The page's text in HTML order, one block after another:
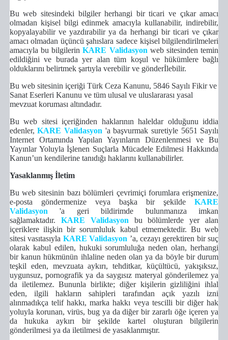
Bu web sitesindeki bilgiler herhangi bir ticari ve çıkar amacı
olmadan kişisel bilgi edinmek amacıyla kullanabilir, indirebilir,
kopyalayabilir ve yazdırabilir ya da herhangi bir ticari ve çıkar
amacı olmadan üçüncü şahıslara sadece kişisel bilgilendirilmeleri
amacıyla bu bilgilerinKARE Validasyon web sitesinden temin
edildiğini ve burada yer alan tüm koşul ve hükümlere bağlı
olduklarını belirtmek şartıyla verebilir ve gönderİlebilir.
Bu web sitesinin içeriği Türk Ceza Kanunu, 5846 Sayılı Fikir ve
Sanat Eserleri Kanunu ve tüm ulusal ve uluslararası yasal
mevzuat koruması altındadır.
Bu web sitesi içeriğinden haklarının haleldar olduğunu iddia
edenler,KARE Validasyon 'a başvurmak suretiyle 5651 Sayılı
Internet Ortamında Yapılan Yayınların Düzenlenmesi ve Bu
Yayınlar Yoluyla İşlenen Suçlarla Mücadele Edilmesi Hakkında
Kanun’un kendilerine tanıdığı haklarını kullanabilirler.
Yasaklanmış İletim
Bu web sitesinin bazı bölümleri çevrimiçi forumlara erişmenize,
e-posta göndermenize veya başka bir şekildeKARE
Validasyon
'a geri bildirimde bulunmanıza imkan
sağlamaktadır. KARE Validasyon bu bölümlerde yer alan
içeriklere ilişkin bir sorumluluk kabul etmemektedir. Bu web
sitesi vasıtasıyla KARE Validasyon ’a, cezayı gerektiren bir suç
olarak kabul edilen, hukuki sorumluluğa neden olan, herhangi
bir kanun hükmünün ihlaline neden olan ya da böyle bir durum
teşkil eden, mevzuata aykırı, tehditkar, küçültücü, yakışıksız,
uygunsuz, pornografik ya da saygısız materyal gönderilemez ya
da iletilemez. Bununla birlikte; diğer kişilerin gizliliğini ihlal
eden, ilgili hakların sahipleri tarafından açık yazılı izni
alınmadıkça telif hakkı, marka hakkı veya tescilli bir diğer hak
yoluyla korunan, virüs, bug ya da diğer bir zararlı öğe içeren ya
da hukuka aykırı bir şekilde kartel oluşturan bilgilerin
gönderilmesi ya da iletilmesi de yasaklanmıştır.